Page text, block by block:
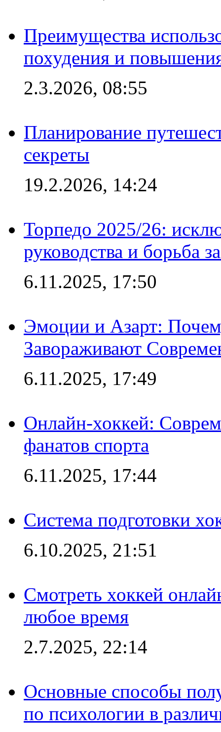
Преимущества
похудения и
2.3.2026, 08:55
Планирование
секреты
19.2.2026, 14:24
Торпедо 2025/26:
руководства и борьба
6.11.2025, 17:50
Эмоции и Азарт:
Завораживают
6.11.2025, 17:49
Онлайн-хоккей:
фанатов спорта
6.11.2025, 17:44
Система подготовки
6.10.2025, 21:51
Смотреть хоккей
любое время
2.7.2025, 22:14
Основные способы
по психологии в